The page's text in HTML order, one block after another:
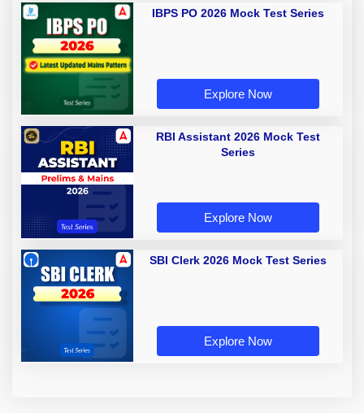
IBPS PO 2026 Mock Test Series
Explore Now
RBI Assistant 2026 Mock Test
Series
Explore Now
SBI Clerk 2026 Mock Test Series
Explore Now